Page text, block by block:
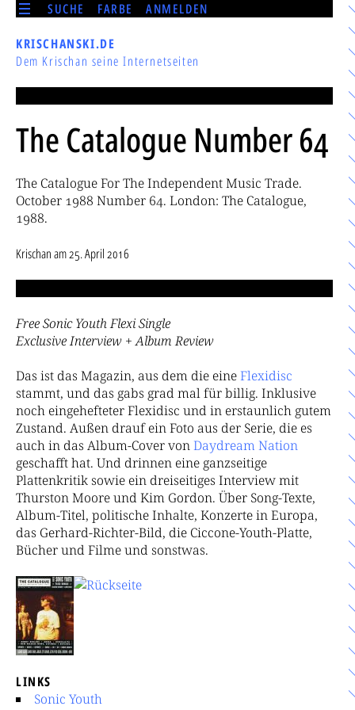
SUCHE FARBE ANMELDEN
KRISCHANSKI.DE
Dem Krischan seine Internetseiten
The Catalogue Number 64
The Catalogue For The Independent Music Trade.
October 1988 Number 64. London: The Catalogue,
1988.
Krischanam25. April 2016
Free Sonic Youth Flexi Single
Exclusive Interview + Album Review
Das ist das Magazin, aus dem die eineFlexidisc
stammt, und das gabs grad mal für billig. Inklusive
noch eingehefteter Flexidisc und in erstaunlich gutem
Zustand. Außen drauf ein Foto aus der Serie, die es
auch in das Album-Cover vonDaydreamNation
geschafft hat. Und drinnen eine ganzseitige
Plattenkritik sowie ein dreiseitiges Interview mit
Thurston Moore und Kim Gordon. Über Song-Texte,
Album-Titel, politische Inhalte, Konzerte in Europa,
das Gerhard-Richter-Bild, die Ciccone-Youth-Platte,
Bücher und Filme und sonstwas.
LINKS
Sonic Youth